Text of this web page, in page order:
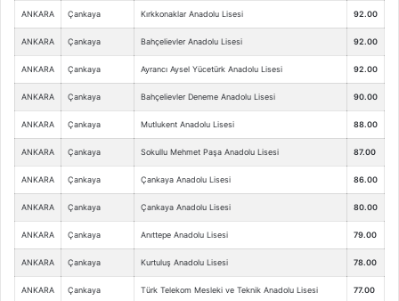
ANKARA Çankaya Kırkkonaklar Anadolu Lisesi 92.00
ANKARA Çankaya Bahçelievler Anadolu Lisesi 92.00
ANKARA Çankaya Ayrancı Aysel Yücetürk Anadolu Lisesi 92.00
ANKARA Çankaya Bahçelievler Deneme Anadolu Lisesi 90.00
ANKARA Çankaya Mutlukent Anadolu Lisesi 88.00
ANKARA Çankaya Sokullu Mehmet Paşa Anadolu Lisesi 87.00
ANKARA Çankaya Çankaya Anadolu Lisesi 86.00
ANKARA Çankaya Çankaya Anadolu Lisesi 80.00
ANKARA Çankaya Anıttepe Anadolu Lisesi 79.00
ANKARA Çankaya Kurtuluş Anadolu Lisesi 78.00
ANKARA Çankaya Türk Telekom Mesleki ve Teknik Anadolu Lisesi 77.00